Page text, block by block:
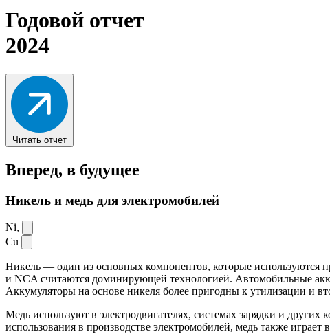
Годовой отчет
2024
Читать отчет
Вперед, в будущее
Никель и медь для электромобилей
Ni,
Cu
Никель — один из основных компонентов, которые используются
и NCA считаются доминирующей технологией. Автомобильные
Аккумуляторы на основе никеля более пригодны к утилизации и
Медь используют в электродвигателях, системах зарядки и
использования в производстве электромобилей, медь также